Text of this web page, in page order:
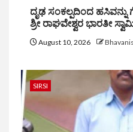
ದೃಢ ಸಂಕಲ್ಪದಿಂದ ಹಸಿವನ್ನು
ಶ್ರೀ ರಾಘವೇಶ್ವರ ಭಾರತೀ
August 10, 2026
SIRSI